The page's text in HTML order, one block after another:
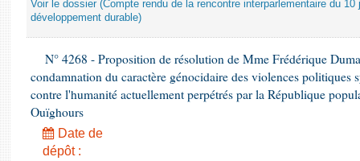
Voir le dossier (Compte rendu de la rencontre interparlementaire du
développement durable)
N° 4268 - Proposition de résolution de Mme Frédérique
condamnation du caractère génocidaire des violences politiques
contre l'humanité actuellement perpétrés par la République
Ouïghours
Date de
dépôt :